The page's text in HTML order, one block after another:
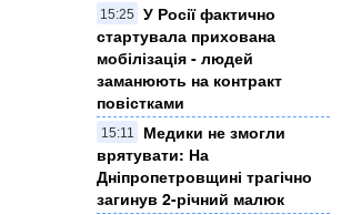
15:25
У Росії фактично
стартувала прихована
мобілізація - людей
заманюють на контракт
повістками
15:11
Медики не змогли
врятувати: На
Дніпропетровщині трагічно
загинув 2-річний малюк